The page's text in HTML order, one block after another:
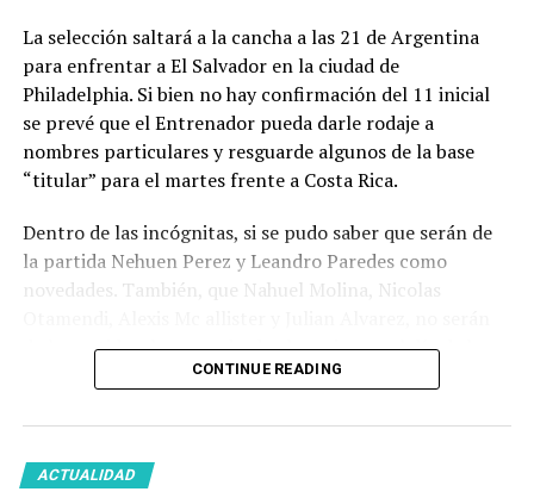
Por Lisandro Uribe Echevarria
Facebook
Twitter
WhatsApp
Messenger
GmailShare
La selección saltará a la cancha a las 21 de Argentina
para enfrentar a El Salvador en la ciudad de
Philadelphia. Si bien no hay confirmación del 11 inicial
se prevé que el Entrenador pueda darle rodaje a
nombres particulares y resguarde algunos de la base
“titular” para el martes frente a Costa Rica.
Dentro de las incógnitas, si se pudo saber que serán de
la partida Nehuen Perez y Leandro Paredes como
novedades. También, que Nahuel Molina, Nicolas
de la partida, al menos desde el comienzo, el día de hoy.
cualquiera de nuestras plataformas.
CONTINUE READING
ACTUALIDAD